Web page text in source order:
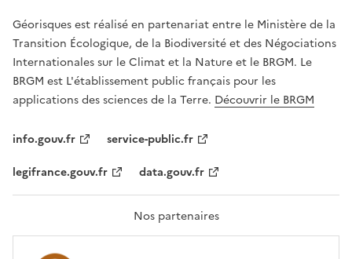
T
É
,
É
G
A
L
F
A
T
R
Géorisques est réalisé en partenariat entre le Ministère de la
Transition Écologique, de la Biodiversité et des Négociations
Internationales sur le Climat et la Nature et le BRGM. Le
BRGM est L'établissement public français pour les
applications des sciences de la Terre. Découvrir le BRGM
info.gouv.fr
service-public.fr
legifrance.gouv.fr
data.gouv.fr
Nos partenaires